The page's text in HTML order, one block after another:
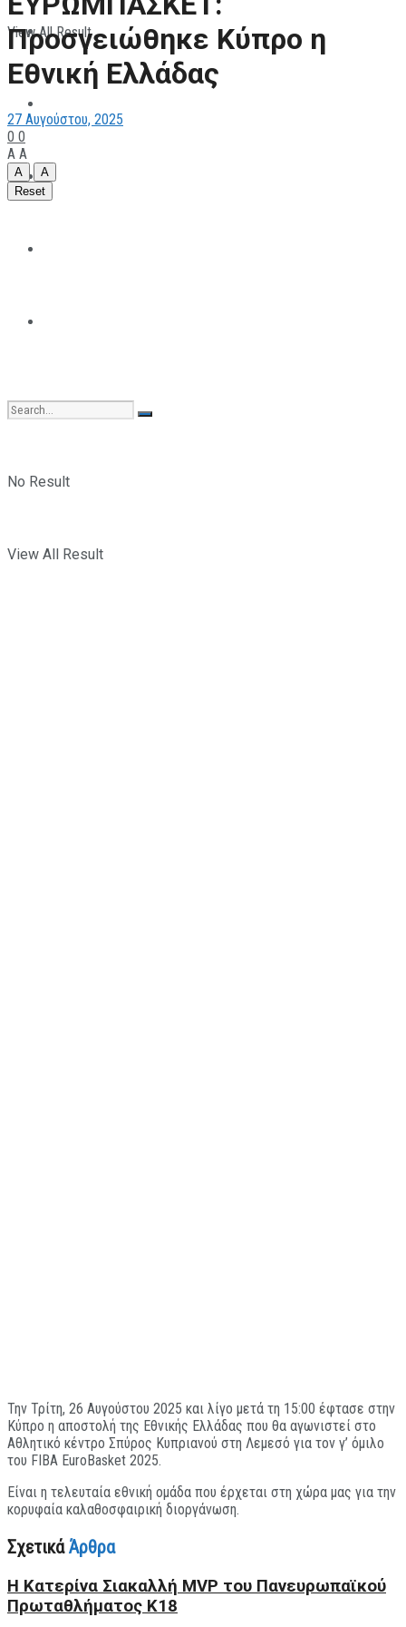
ΠΑΡΑΘΛΗΤΙΣΜΟΣ
ΑΝΑΠΤΥΞΙΑΚΑ
No Result
View All Result
View All Result
Προσγειώθηκε Κύπρο η
Εθνική Ελλάδας
27 Αυγούστου, 2025
0 0
A A
A
A
Reset
Την Τρίτη, 26 Αυγούστου 2025 και λίγο μετά τη 15:00 έφτασε στην
Κύπρο η αποστολή της Εθνικής Ελλάδας που θα αγωνιστεί στο
Αθλητικό κέντρο Σπύρος Κυπριανού στη Λεμεσό για τον γ’ όμιλο
του FIBA EuroBasket 2025.
Είναι η τελευταία εθνική ομάδα που έρχεται στη χώρα μας για την
κορυφαία καλαθοσφαιρική διοργάνωση.
ΣχετικάΆρθρα
H Kατερίνα Σιακαλλή MVP του Πανευρωπαϊκού
Πρωταθλήματος Κ18